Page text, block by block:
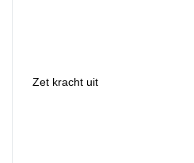
Zet kracht uit